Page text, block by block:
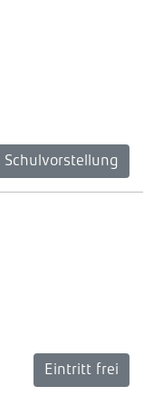
Schulvorstellung
Eintritt frei